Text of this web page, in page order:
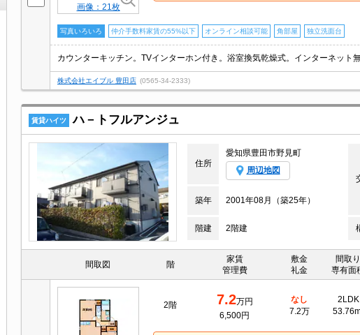
画像：21枚
写真いろいろ 仲介手数料家賃の55%以下 オンライン相談可能 角部屋 独立洗面台
株式会社エイブル 豊田店 (0565-34-2333)
賃貸ハイツ ハ－トフルアンジュ
住所
愛知県豊田市野見町
周辺地図
築年
2001年08月（築25年）
階建 2階建
間取図 階
家賃
管理費
敷金
礼金
間取り
専有面
2階 7.2万円
6,500円
なし
7.2万
2LDK